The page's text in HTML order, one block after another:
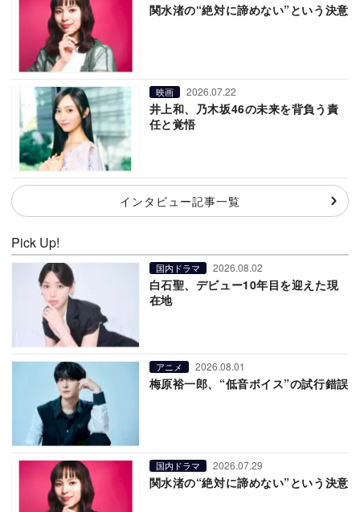
関水渚の“絶対に諦めない”という決意
映画 2026.07.22
井上和、乃木坂46の未来を背負う責
任と覚悟
インタビュー記事一覧
Pick Up!
国内ドラマ 2026.08.02
白石聖、デビュー10年目を迎えた現
在地
アニメ 2026.08.01
梅原裕一郎、“低音ボイス”の試行錯誤
国内ドラマ 2026.07.29
関水渚の“絶対に諦めない”という決意